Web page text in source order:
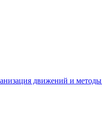
движений и методы